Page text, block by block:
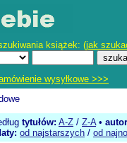
książek: (jak
wysyłkowe >>>
tytułów: A-Z / Z-A•
od najstarszych / od